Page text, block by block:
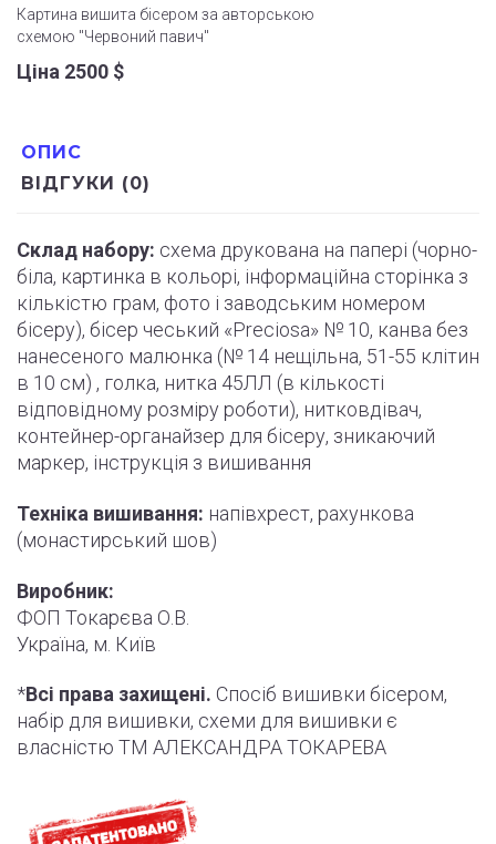
ОПИС
ВІДГУКИ (0)
Склад набору: схема друкована на папері (чорно-
біла, картинка в кольорі, інформаційна сторінка з
кількістю грам, фото і заводським номером
бісеру), бісер чеський «Preciosa» № 10, канва без
нанесеного малюнка (№ 14 нещільна, 51-55 клітин
в 10 см) , голка, нитка 45ЛЛ (в кількості
відповідному розміру роботи), нитковдівач,
контейнер-органайзер для бісеру, зникаючий
маркер, інструкція з вишивання
Техніка вишивання: напівхрест, рахункова
(монастирський шов)
Виробник:
ФОП Токарєва О.В.
Україна, м. Київ
*Всі права захищені. Спосіб вишивки бісером,
набір для вишивки, схеми для вишивки є
власністю ТМ АЛЕКСАНДРА ТОКАРЕВА
Картина вишита бісером за авторською
схемою "Червоний павич"
Ціна 2500 $